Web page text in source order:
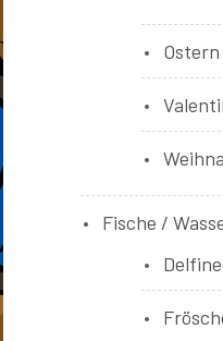
Ostern
Fische /
Delfine